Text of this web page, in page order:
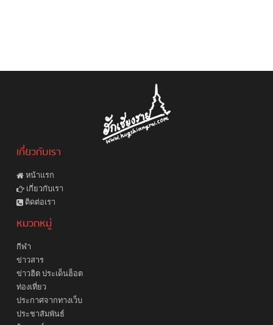
เกี่ยวกับเรา
หน้าแรก
เกี่ยวกับเรา
ติดต่อเรา
หมวดหมู่
กีฬา
ข่าวสาร
ข่าวฮิต ประเด็นฮ็อต
ท่องเที่ยว
ประกาศจากทางเว็บ
ประชาสัมพันธ์